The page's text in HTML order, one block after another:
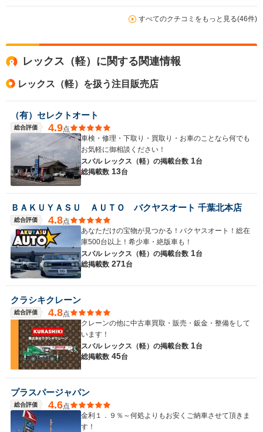
すべてのクチコミをもっと見る(46件)
レックス（軽）に関する関連情報
レックス（軽）を扱う注目販売店
（有）セレクトオート
総合評価 4.9点
車検・修理・下取り・買取り・お車のことなら何でも
お気軽に御相談ください！
スバル レックス（軽）の掲載台数 1台
総掲載数 13台
ＢＡＫＵＹＡＳＵ ＡＵＴＯ バクヤスオート 千葉北本店
総合評価 4.8点
あなただけの宝物が見つかる！バクヤスオート！総在
庫500台以上！希少車・絶版車も！
スバル レックス（軽）の掲載台数 1台
総掲載数 271台
クラシキクレーン
総合評価 4.8点
クレーンの他に中古車買取・販売・鈑金・整備をして
います！
スバル レックス（軽）の掲載台数 1台
総掲載数 45台
プラスパージャパン
総合評価 4.6点
金利１．９％～何処よりもお安くご納車させて頂きま
す！